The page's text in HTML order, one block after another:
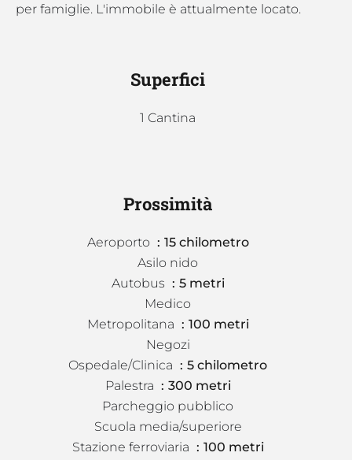
per famiglie. L'immobile è attualmente locato.
Superfici
1 Cantina
Prossimità
Aeroporto
15 chilometro
Asilo nido
Autobus
5 metri
Medico
Metropolitana
100 metri
Negozi
Ospedale/Clinica
5 chilometro
Palestra
300 metri
Parcheggio pubblico
Scuola media/superiore
Stazione ferroviaria
100 metri